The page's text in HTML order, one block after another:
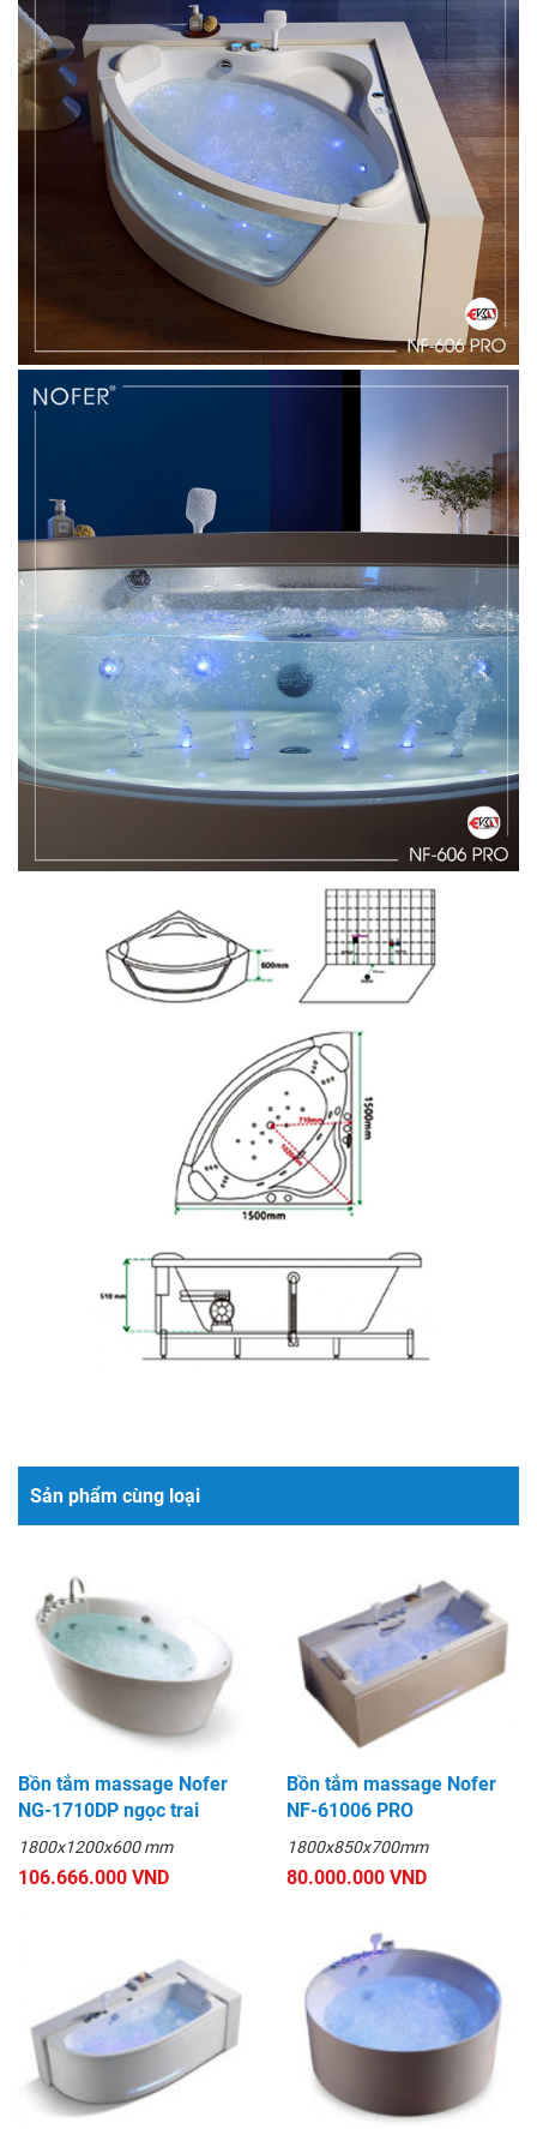
Sản phẩm cùng loại
Bồn tắm massage Nofer
NG-1710DP ngọc trai
1800x1200x600 mm
106.666.000 VND
Bồn tắm massage Nofer
NF-61006 PRO
1800x850x700mm
80.000.000 VND